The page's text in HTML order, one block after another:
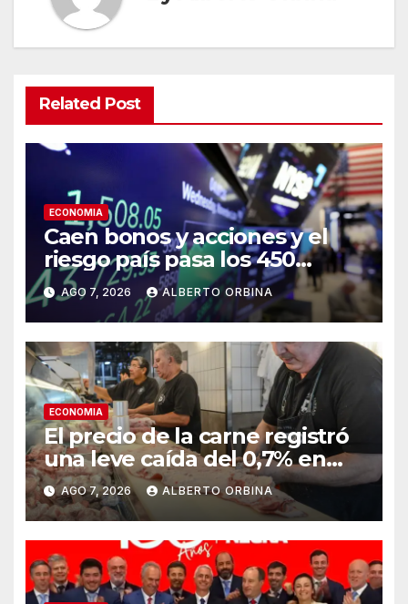
Related Post
ECONOMIA
Caen bonos y acciones y el
riesgo país pasa los 450
puntos tras las concesiones
que tuvo que hacer el
Gobierno en el Congreso
AGO 7, 2026 ALBERTO ORBINA
ECONOMIA
El precio de la carne registró
una leve caída del 0,7% en
julio
AGO 7, 2026 ALBERTO ORBINA